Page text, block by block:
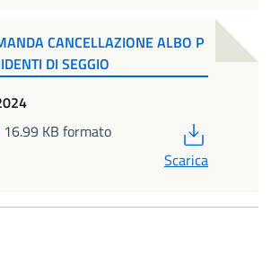
CANCELLAZIONE ALBO P
DI SEGGIO
KB formato
Scarica